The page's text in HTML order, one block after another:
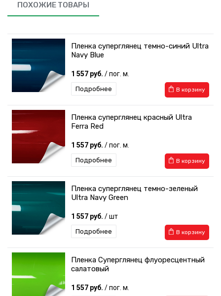
ПОХОЖИЕ ТОВАРЫ
Пленка суперглянец темно-синий Ultra
Navy Blue
1 557 руб. / пог. м.
В корзину
Подробнее
Пленка суперглянец красный Ultra
Ferra Red
1 557 руб. / пог. м.
В корзину
Подробнее
Пленка суперглянец темно-зеленый
Ultra Navy Green
1 557 руб. / шт
В корзину
Подробнее
Пленка Суперглянец флуоресцентный
салатовый
1 557 руб. / пог. м.